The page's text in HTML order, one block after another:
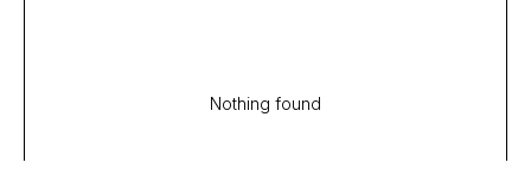
Nothing found